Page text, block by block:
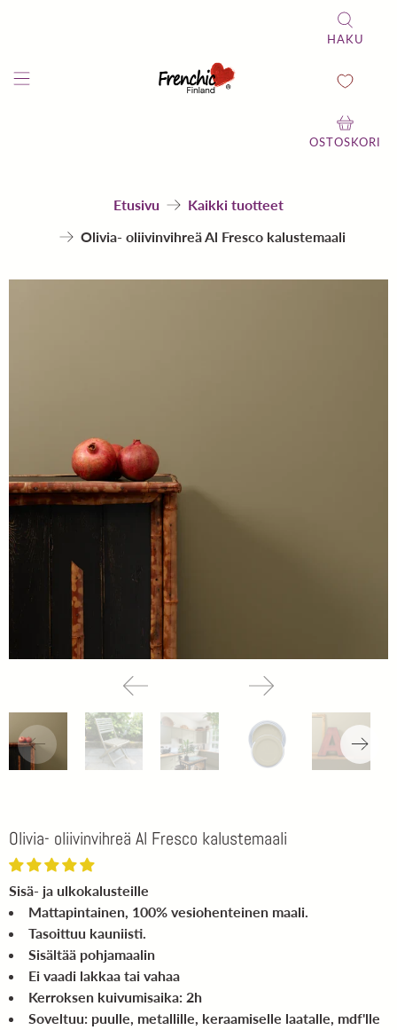
HAKU
OSTOSKORI
Etusivu
Kaikki tuotteet
Olivia- oliivinvihreä Al Fresco kalustemaali
Olivia- oliivinvihreä Al Fresco kalustemaali
Sisä- ja ulkokalusteille
Mattapintainen, 100% vesiohenteinen maali.
Tasoittuu kauniisti.
Sisältää pohjamaalin
Ei vaadi lakkaa tai vahaa
Kerroksen kuivumisaika: 2h
Soveltuu: puulle, metallille, keraamiselle laatalle, mdf'lle